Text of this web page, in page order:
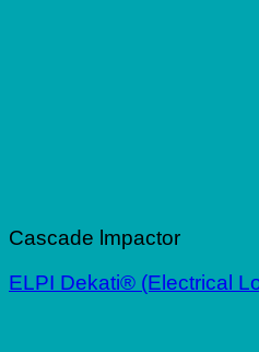
Cascade lmpactor
ELPI Dekati® (Electrical